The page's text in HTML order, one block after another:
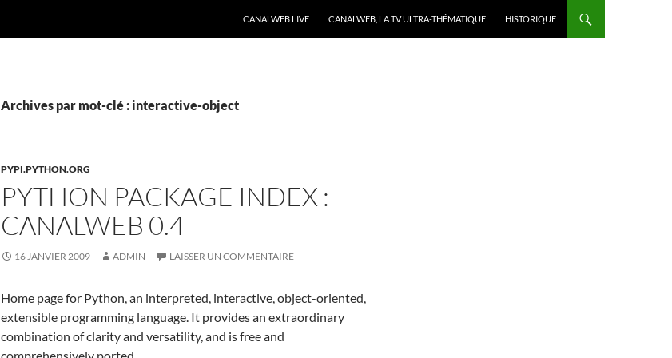
CANALWEB LIVE CANALWEB, LA TV ULTRA-THÉMATIQUE HISTORIQUE
Archives par mot-clé : interactive-object
PYPI.PYTHON.ORG
PYTHON PACKAGE INDEX :
CANALWEB 0.4
16 JANVIER 2009 ADMIN LAISSER UN COMMENTAIRE
Home page for Python, an interpreted, interactive, object-oriented,
extensible programming language. It provides an extraordinary
combination of clarity and versatility, and is free and